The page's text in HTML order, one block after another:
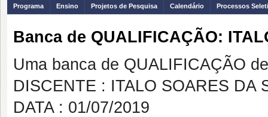
Programa Ensino Projetos de Pesquisa Calendário Processos
Banca de QUALIFICAÇÃO:
Uma banca de QUALIFICAÇÃO
DISCENTE : ITALO SOARES DA
DATA : 01/07/2019